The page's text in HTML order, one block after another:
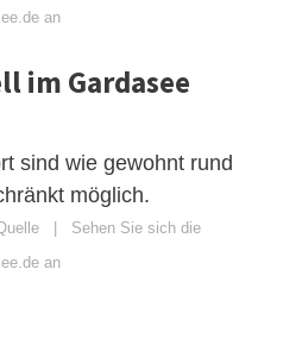
an
im Gardasee
sind wie gewohnt rund
möglich.
| Sehen Sie sich die
an